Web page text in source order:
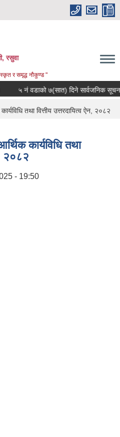
रसुवा
र समृद्ध नौकुण्ड "
५ नं वडाको ७(सात) दिने सार्वजनिक सूचना
तथा वित्तीय उत्तरदायित्व ऐन, २०८२
कार्यविधि तथा
२०८२
- 19:50